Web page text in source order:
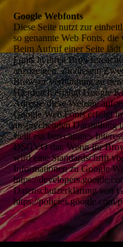
Google Webfonts
Diese Seite nutzt zur
so genannte Web Fonts,
Beim Aufruf einer Seite
Fonts in ihren
anzuzeigen. Zu diesem
Browser Verbindung zu
Hierdurch erlangt Google
Adresse diese Website
Google Web Fonts erfolgt
ansprechenden Darstellung
stellt ein berechtigtes
DSGVO dar. Wenn Ihr
wird eine Standardschrift
Informationen zu Google
https://
Datenschutzerklärung von
https://policies.google.com/